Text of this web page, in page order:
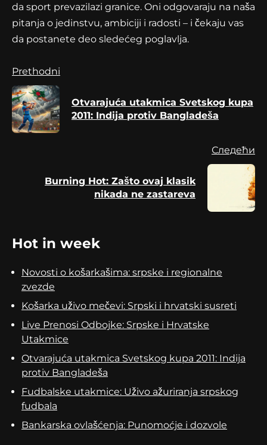
da sport prevazilazi granice. Oni odgovaraju na naša
pitanja o jedinstvu, ambiciji i radosti – i čekaju vas
da postanete deo sledećeg poglavlja.
Continue
Reading
Prethodni
Otvarajuća utakmica Svetskog kupa
2011: Indija protiv Bangladeša
Следећи
Burning Hot: Zašto ovaj klasik
nikada ne zastareva
Hot in week
Novosti o košarkašima: srpske i regionalne
zvezde
Košarka uživo mečevi: Srpski i hrvatski susreti
Live Prenosi Odbojke: Srpske i Hrvatske
Utakmice
Otvarajuća utakmica Svetskog kupa 2011: Indija
protiv Bangladeša
Fudbalske utakmice: Uživo ažuriranja srpskog
fudbala
Bankarska ovlašćenja: Punomoćje i dozvole